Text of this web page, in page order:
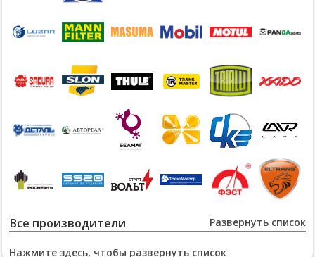
Развернуть список
Все производители
Нажмите здесь, чтобы развернуть список